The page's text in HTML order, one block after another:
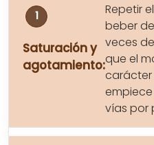
Saturación y
agotamiento:
Repetir
beber
veces
que el
vías por